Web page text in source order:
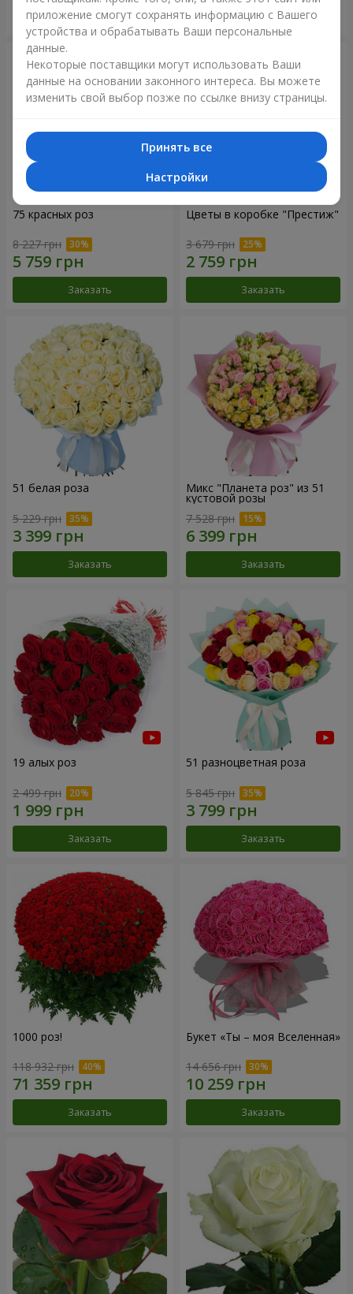
Заказать Заказать
75 красных роз
8 227 грн
Заказать
Цветы в коробке "Престиж"
3 679 грн
Заказать
51 белая роза
5 229 грн
Заказать
Микс "Планета роз" из 51
кустовой розы
7 528 грн
Заказать
19 алых роз
2 499 грн
Заказать
51 разноцветная роза
5 845 грн
Заказать
1000 роз!
118 932 грн
Заказать
Букет «Ты – моя Вселенная»
14 656 грн
Заказать
приложение смогут сохранять информацию с Вашего
устройства и обрабатывать Ваши персональные
данные.
Некоторые поставщики могут использовать Ваши
данные на основании законного интереса. Вы можете
изменить свой выбор позже по ссылке внизу страницы.
Принять все
Настройки